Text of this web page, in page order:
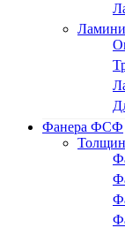
Фанера ФСФ